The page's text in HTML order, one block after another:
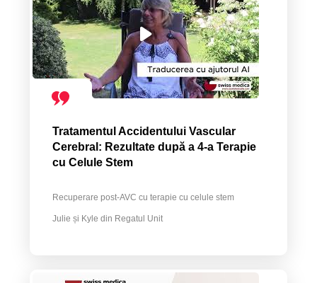
Tratamentul Accidentului Vascular
Cerebral: Rezultate după a 4-a Terapie
cu Celule Stem
Recuperare post-AVC cu terapie cu celule stem
Julie și Kyle din Regatul Unit